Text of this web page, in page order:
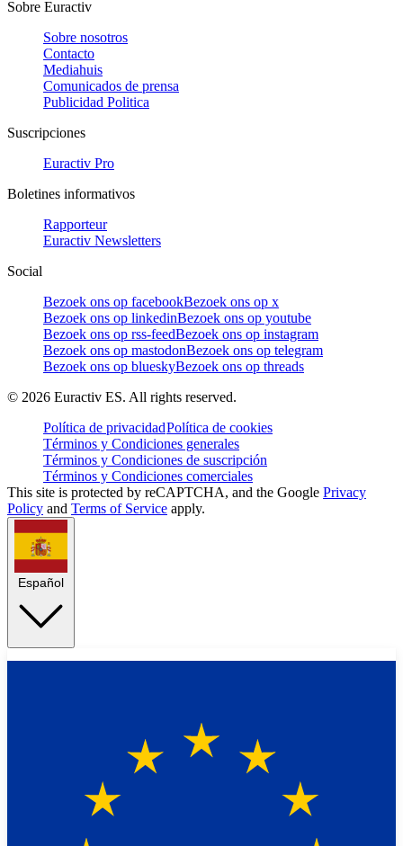
Sobre Euractiv
Sobre nosotros
Contacto
Mediahuis
Comunicados de prensa
Publicidad Politica
Suscripciones
Euractiv Pro
Boletines informativos
Rapporteur
Euractiv Newsletters
Social
Bezoek ons op facebookBezoek ons op x
Bezoek ons op linkedinBezoek ons op youtube
Bezoek ons op rss-feedBezoek ons op instagram
Bezoek ons op mastodonBezoek ons op telegram
Bezoek ons op blueskyBezoek ons op threads
© 2026 Euractiv ES. All rights reserved.
Política de privacidadPolítica de cookies
Términos y Condiciones generales
Términos y Condiciones de suscripción
Términos y Condiciones comerciales
This site is protected by reCAPTCHA, and the Google Privacy
Policy and Terms of Service apply.
Español